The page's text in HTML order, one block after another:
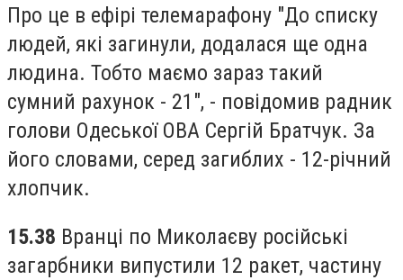
Про це в ефірі телемарафону "До списку
людей, які загинули, додалася ще одна
людина. Тобто маємо зараз такий
сумний рахунок - 21", - повідомив радник
голови Одеської ОВА Сергій Братчук. За
його словами, серед загиблих - 12-річний
хлопчик.
15.38 Вранці по Миколаєву російські
загарбники випустили 12 ракет, частину